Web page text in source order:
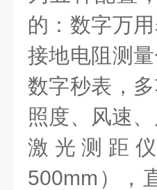
的：数字万
接地电阻测
数字秒表，
照度、风速
激光测距
500mm），